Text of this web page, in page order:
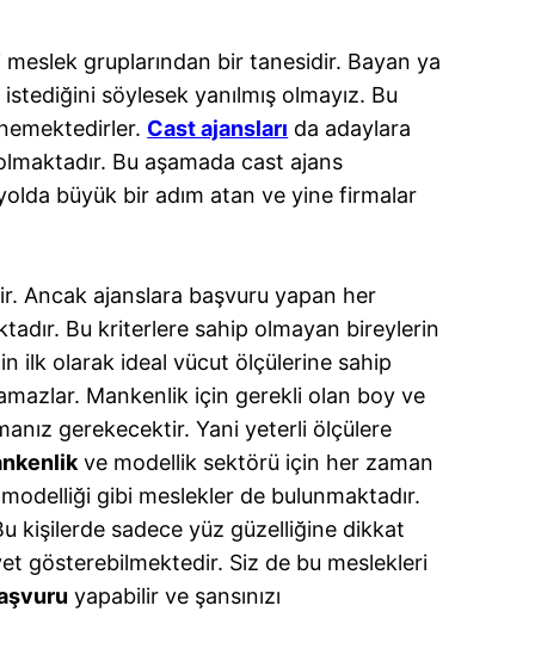
gruplarından bir tanesidir. Bayan ya
söylesek yanılmış olmayız. Bu
Cast ajansları da adaylara
Bu aşamada cast ajans
büyük bir adım atan ve yine firmalar
Ancak ajanslara başvuru yapan her
Bu kriterlere sahip olmayan bireylerin
ilk olarak ideal vücut ölçülerine sahip
Mankenlik için gerekli olan boy ve
gerekecektir. Yani yeterli ölçülere
ve modellik sektörü için her zaman
gibi meslekler de bulunmaktadır.
kişilerde sadece yüz güzelliğine dikkat
gösterebilmektedir. Siz de bu meslekleri
yapabilir ve şansınızı